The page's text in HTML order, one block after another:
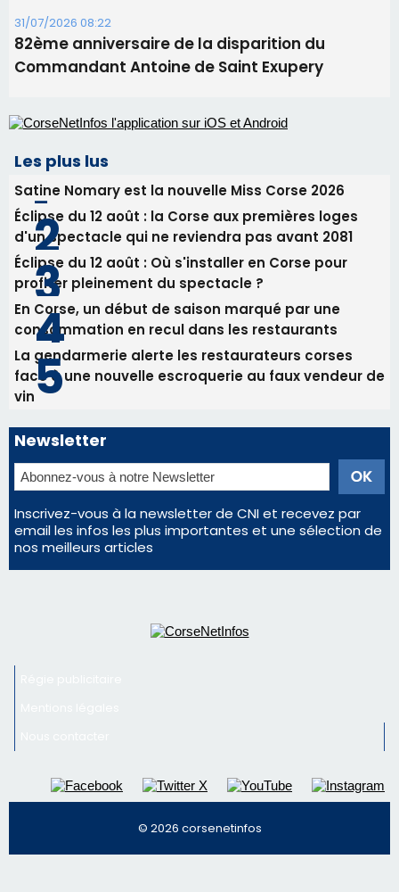
31/07/2026 08:22
82ème anniversaire de la disparition du
Commandant Antoine de Saint Exupery
Les plus lus
Satine Nomary est la nouvelle Miss Corse 2026
Éclipse du 12 août : la Corse aux premières loges
d'un spectacle qui ne reviendra pas avant 2081
Éclipse du 12 août : Où s'installer en Corse pour
profiter pleinement du spectacle ?
En Corse, un début de saison marqué par une
consommation en recul dans les restaurants
La gendarmerie alerte les restaurateurs corses
face à une nouvelle escroquerie au faux vendeur de
vin
Newsletter
Inscrivez-vous à la newsletter de CNI et recevez par
email les infos les plus importantes et une sélection de
nos meilleurs articles
© 2026 corsenetinfos